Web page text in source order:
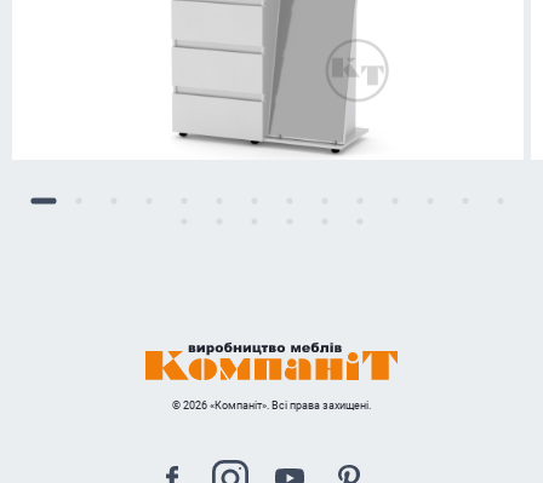
© 2026 «Компаніт». Всі права захищені.